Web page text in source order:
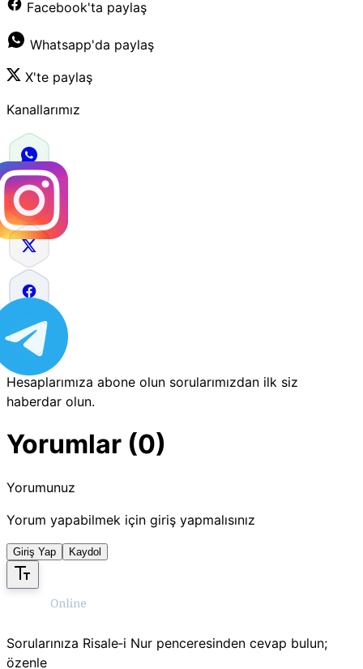
Facebook'ta paylaş
Whatsapp'da paylaş
X'te paylaş
Kanallarımız
Hesaplarımıza abone olun sorularımızdan ilk siz
haberdar olun.
Yorumlar (0)
Yorumunuz
Yorum yapabilmek için giriş yapmalısınız
Giriş Yap Kaydol
Sorularınıza Risale‑i Nur penceresinden cevap bulun;
özenle